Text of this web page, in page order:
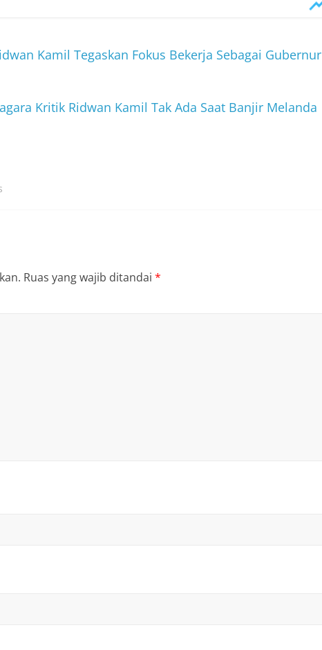
Kamil Tegaskan Fokus Bekerja Sebagai Gubernur
Kritik Ridwan Kamil Tak Ada Saat Banjir Melanda
Ruas yang wajib ditandai *